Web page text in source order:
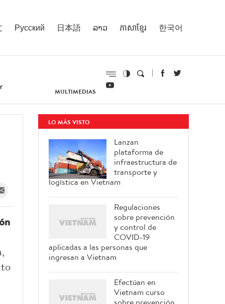
Русский 日本語 ລາວ ភាសាខ្មែរ 한국어
MULTIMEDIAS
LO MÁS VISTO
Lanzan
plataforma de
infraestructura de
transporte y
logística en Vietnam
Regulaciones
sobre prevención
y control de
COVID-19
aplicadas a las personas que
ingresan a Vietnam
Efectúan en
Vietnam curso